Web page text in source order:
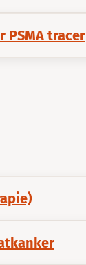
PSMA tracer